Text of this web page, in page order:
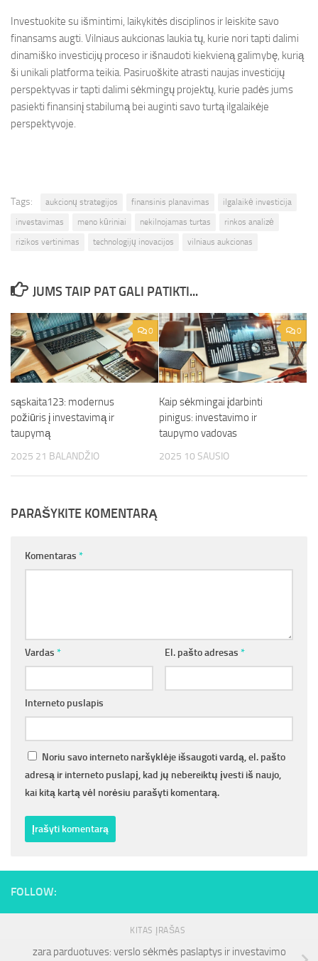
Investuokite su išmintimi, laikykitės disciplinos ir leiskite savo
finansams augti. Vilniaus aukcionas laukia tų, kurie nori tapti dalimi
dinamiško investicijų proceso ir išnaudoti kiekvieną galimybę, kurią
ši unikali platforma teikia. Pasiruoškite atrasti naujas investicijų
perspektyvas ir tapti dalimi sėkmingų projektų, kurie padės jums
pasiekti finansinį stabilumą bei auginti savo turtą ilgalaikėje
perspektyvoje.
Tags: aukcionų strategijos finansinis planavimas
ilgalaikė investicija
investavimas
meno kūriniai nekilnojamas turtas
rinkos analizė
rizikos vertinimas
technologijų inovacijos vilniaus aukcionas
JUMS TAIP PAT GALI PATIKTI...
0
sąskaita123: modernus
požiūris į investavimą ir
taupymą
2025 21 BALANDŽIO
0
Kaip sėkmingai įdarbinti
pinigus: investavimo ir
taupymo vadovas
2025 10 SAUSIO
PARAŠYKITE KOMENTARĄ
Komentaras *
Vardas * El. pašto adresas *
Interneto puslapis
Noriu savo interneto naršyklėje išsaugoti vardą, el. pašto
adresą ir interneto puslapį, kad jų nebereiktų įvesti iš naujo,
kai kitą kartą vėl norėsiu parašyti komentarą.
FOLLOW:
KITAS ĮRAŠAS
zara parduotuves: verslo sėkmės paslaptys ir investavimo